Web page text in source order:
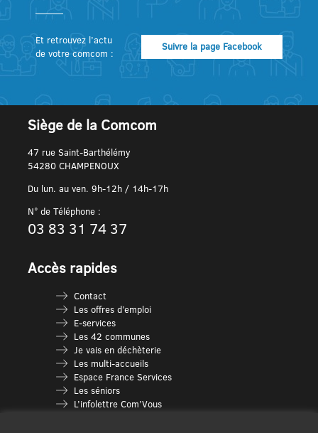
Et retrouvez l’actu
de votre comcom :
Suivre la page Facebook
Siège de la Comcom
47 rue Saint-Barthélémy
54280 CHAMPENOUX
Du lun. au ven. 9h-12h / 14h-17h
N° de Téléphone :
03 83 31 74 37
Accès rapides
Contact
Les offres d’emploi
E-services
Les 42 communes
Je vais en déchèterie
Les multi-accueils
Espace France Services
Les séniors
L’infolettre Com’Vous